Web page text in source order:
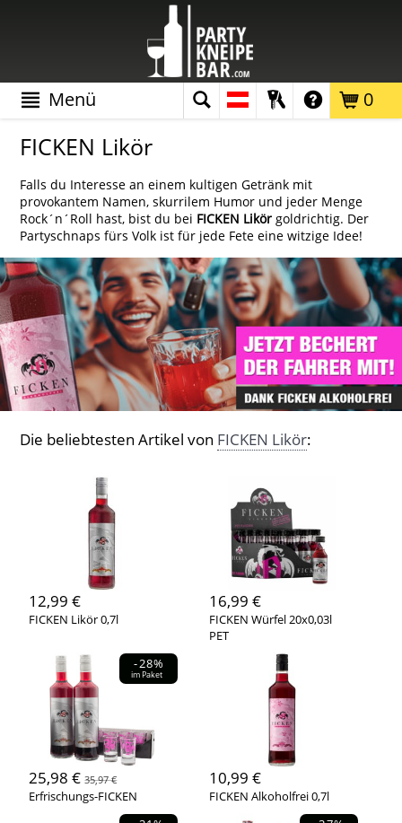
0
Menü
FICKEN Likör
Falls du Interesse an einem kultigen Getränk mit
provokantem Namen, skurrilem Humor und jeder Menge
Rock´n´Roll hast, bist du bei FICKEN Likör goldrichtig. Der
Partyschnaps fürs Volk ist für jede Fete eine witzige Idee!
Die beliebtesten Artikel von FICKEN Likör:
12,99 €
FICKEN Likör 0,7l
16,99 €
FICKEN Würfel 20x0,03l
PET
-28%
im Paket
25,98 €35,97 €
Erfrischungs-FICKEN
10,99 €
FICKEN Alkoholfrei 0,7l